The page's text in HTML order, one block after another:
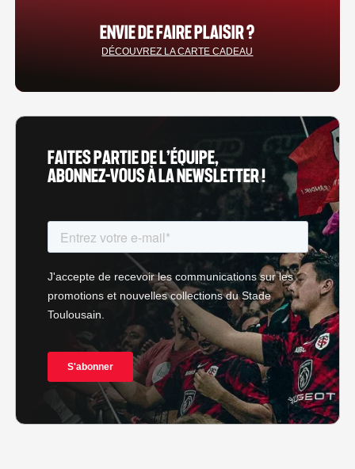
ENVIE DE FAIRE PLAISIR ?
DÉCOUVREZ LA CARTE CADEAU
FAITES PARTIE DE L’ÉQUIPE,
ABONNEZ-VOUS À LA NEWSLETTER !